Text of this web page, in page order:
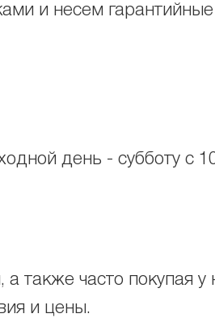
и несем
день - субботу с
также часто покупая у
и цены.